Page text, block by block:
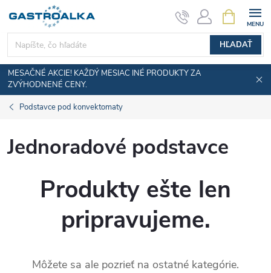
obsah
HĽADAŤ
KOŠÍK
MESAČNÉ AKCIE! KAŽDÝ MESIAC INÉ PRODUKTY ZA
ZVÝHODNENÉ CENY.
Podstavce pod konvektomaty
Jednoradové podstavce
Produkty ešte len
pripravujeme.
Môžete sa ale pozrieť na ostatné kategórie.